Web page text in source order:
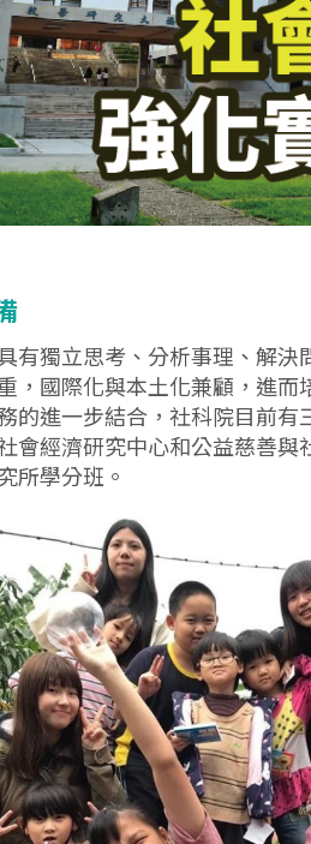
有獨立思考、分析事理、解決
，國際化與本土化兼顧，進
的進一步結合，社科院目前
會經濟研究中心和公益慈善
所學分班。